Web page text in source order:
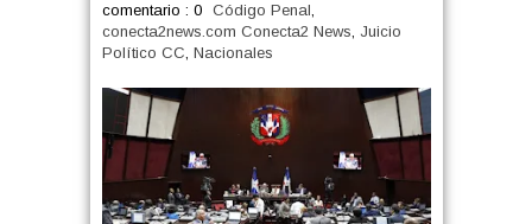
comentario : 0
Código Penal,
conecta2news.com Conecta2 News, Juicio
Político CC, Nacionales